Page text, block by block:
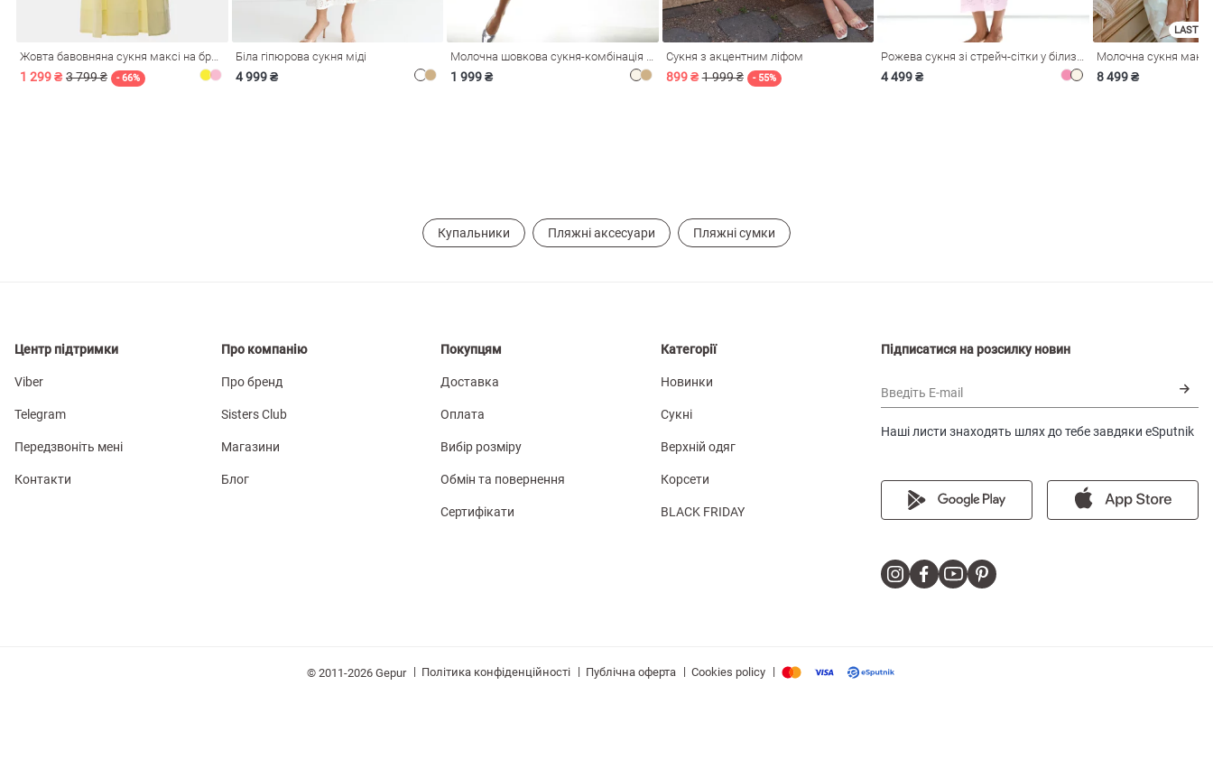
На
1 299 ₴ 3 799 ₴ - 66%
Біла гіпюрова сукня міді
4 999 ₴ 1 999 ₴
Сукня з акцентним ліфом
899 ₴ 1 999 ₴ - 55% 4 499 ₴
LAST
8 499 ₴
Купальники Пляжні аксесуари Пляжні сумки
Центр підтримки
Viber
Telegram
Передзвоніть мені
Контакти
Про компанію
Про бренд
Sisters Club
Магазини
Блог
Покупцям
Доставка
Оплата
Вибір розміру
Обмін та повернення
Сертифікати
Категорії
Новинки
Сукні
Верхній одяг
Корсети
BLACK FRIDAY
Підписатися на розсилку новин
Введіть E-mail
Наші листи знаходять шлях до тебе завдяки eSputnik
© 2011-2026 Gepur | Політика конфіденційності | Публічна оферта | Cookies policy |